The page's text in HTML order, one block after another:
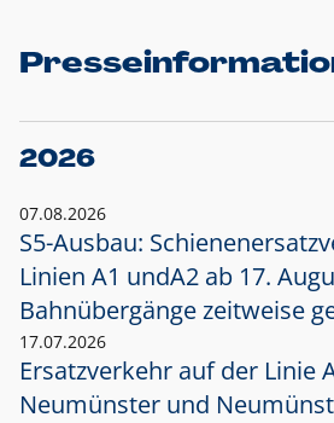
2026
07.08.2026
S5-Ausbau:
Linien A1 undA2 ab 17.
Bahnübergänge zeitweise
17.07.2026
Ersatzverkehr auf der Linie
Neumünster und